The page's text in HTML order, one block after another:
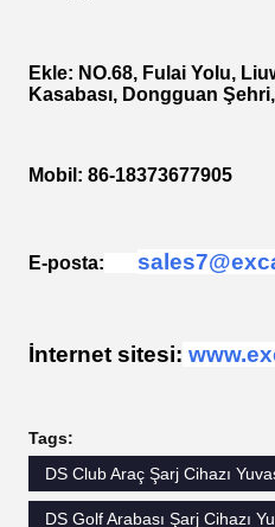
Ekle: NO.68, Fulai Yolu,
Kasabası, Dongguan
Mobil: 86-18373677905
E-posta:
İnternet sitesi:
Tags:
DS Club Araç Şarj Cihazı
DS Golf Arabası Şarj Cihazı